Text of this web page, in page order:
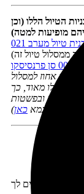
הטיול הללו (וכן
טיול מערב 021
אחוז למסלול
דומה לו מאוד, כך
בקלות ובפשטות
לדוגמא כאן)
לעשות בו